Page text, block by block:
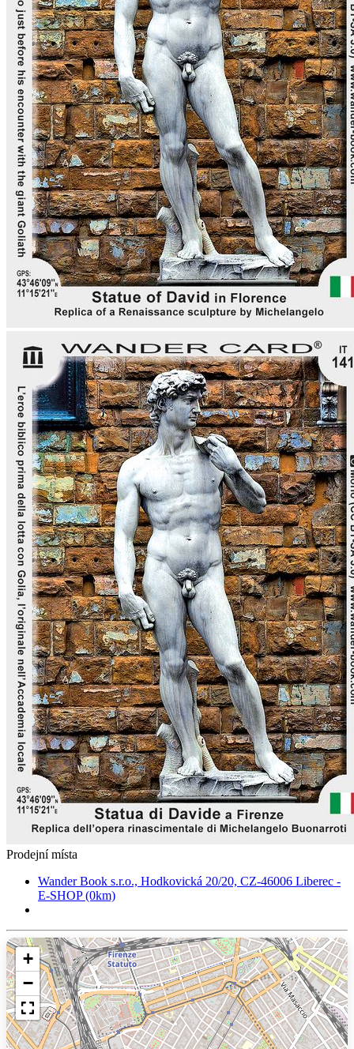
Prodejní místa
Wander Book s.r.o., Hodkovická 20/20, CZ-46006 Liberec -
E-SHOP (0km)
+
−